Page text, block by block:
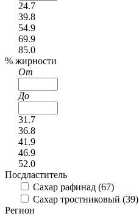
24.7
39.8
54.9
69.9
85.0
% жирности
От
До
31.7
36.8
41.9
46.9
52.0
Посдластитель
Сахар рафинад (67)
Сахар тростниковый (39)
Регион